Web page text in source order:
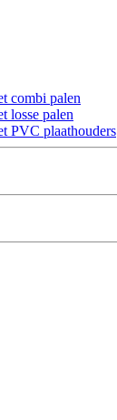
combi palen
losse palen
PVC plaathouders